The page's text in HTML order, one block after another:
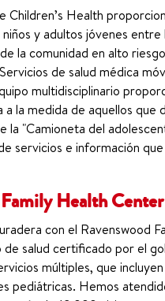
Children’s Health
y adultos jóvenes entre
la comunidad en alto
de salud médica
multidisciplinario
a la medida de aquellos que
la "Camioneta del
servicios e información
Family Health Center
con el Ravenswood
salud certificado por el
múltiples, que
pediátricas. Hemos